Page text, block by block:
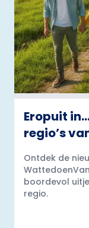
Eropuit
regio’s
Ontdek de
boordevol
regio.